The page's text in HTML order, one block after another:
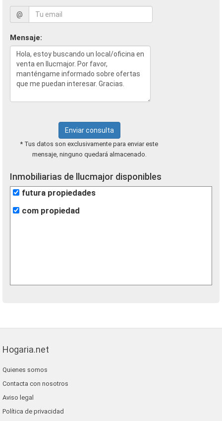
@
Mensaje:
Enviar consulta
* Tus datos son exclusivamente para enviar este
mensaje, ninguno quedará almacenado.
Inmobiliarias de llucmajor disponibles
futura propiedades
com propiedad
Hogaria.net
Quienes somos
Contacta con nosotros
Aviso legal
Política de privacidad